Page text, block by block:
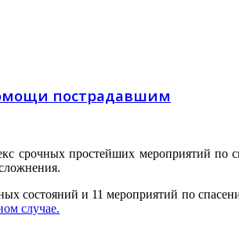
пострадавшим
срочных простейших мероприятий по
состояний и 11 мероприятий по
случае.